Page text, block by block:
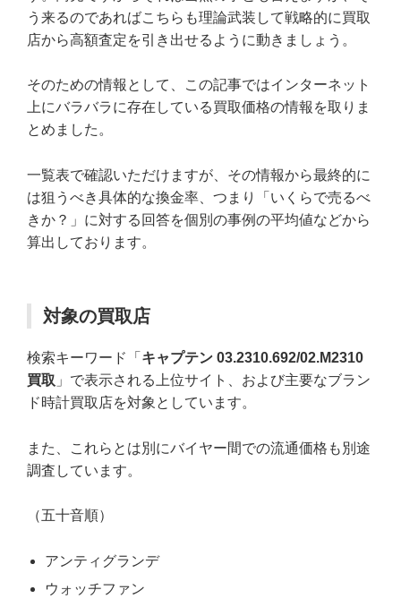
う来るのであればこちらも理論武装して戦略的に買取
店から高額査定を引き出せるように動きましょう。
そのための情報として、この記事ではインターネット
上にバラバラに存在している買取価格の情報を取りま
とめました。
一覧表で確認いただけますが、その情報から最終的に
は狙うべき具体的な換金率、つまり「いくらで売るべ
きか？」に対する回答を個別の事例の平均値などから
算出しております。
対象の買取店
検索キーワード「 キャプテン 03.2310.692/02.M2310
買取 」で表示される上位サイト、および主要なブラン
ド時計買取店を対象としています。
また、これらとは別にバイヤー間での流通価格も別途
調査しています。
（五十音順）
アンティグランデ
ウォッチファン